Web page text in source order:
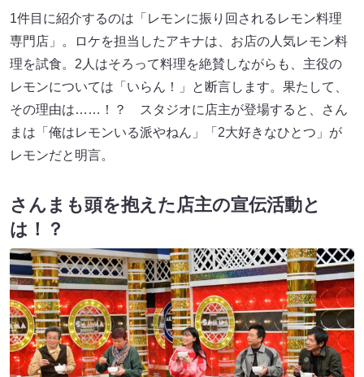
1件目に紹介するのは「レモンに振り回されるレモン料理
専門店」。ロケを担当したアキナは、お店の人気レモン料
理を試食。2人はそろって料理を絶賛しながらも、主役の
レモンについては「いらん！」と断言します。果たして、
その理由は……！？ スタジオに店主が登場すると、さん
まは「俺はレモンいる派やねん」「2大好きなひとつ」が
レモンだと明言。
さんまも頭を抱えた店主の宣伝活動と
は！？